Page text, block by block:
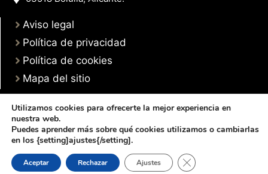
Aviso legal
Política de privacidad
Política de cookies
Mapa del sitio
© 2025 Web desarrollada por el Servicio de Informática de Diputación de
Alicante
Utilizamos cookies para ofrecerte la mejor experiencia en
nuestra web.
Puedes aprender más sobre qué cookies utilizamos o cambiarlas
en los {setting]ajustes{/setting].
Aceptar Rechazar Ajustes Cerrar el banner de